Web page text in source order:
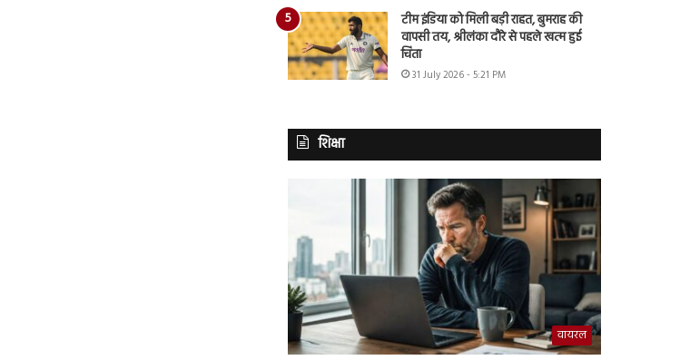
टीम इंडिया को मिली बड़ी राहत, बुमराह की
वापसी तय, श्रीलंका दौरे से पहले खत्म हुई
चिंता
31 July 2026 - 5:21 PM
शिक्षा
वायरल